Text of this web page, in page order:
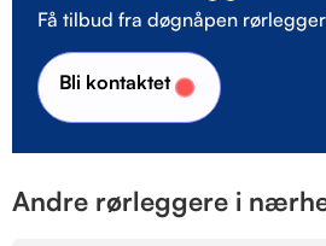
Få tilbud fra døgnåpen
Bli kontaktet
Andre rørleggere i